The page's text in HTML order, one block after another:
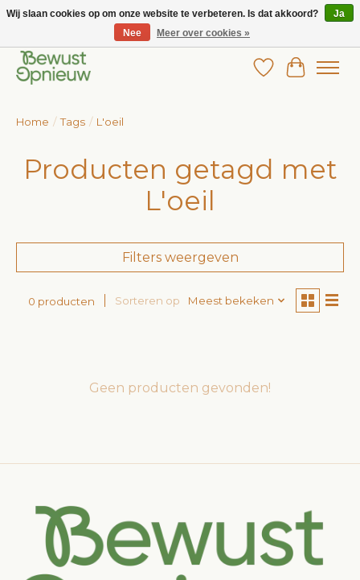
Wij bieden het grootste aanbod in betaalbare kinderkleding!
Verlanglijst
Home / Tags / L'oeil
Producten getagd met
L'oeil
Filters weergeven
0 producten Sorteren op Meest bekeken
Geen producten gevonden!
Wij slaan cookies op om onze website te verbeteren. Is dat akkoord?
Ja
Nee
Meer over cookies »